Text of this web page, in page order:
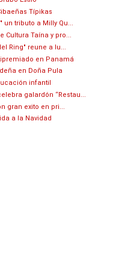
Típikas
un tributo a Milly Qu...
Cultura Taína y pro...
Ring" reune a lu...
en Panamá
en Doña Pula
infantil
galardón “Restau...
gran exito en pri...
a la Navidad